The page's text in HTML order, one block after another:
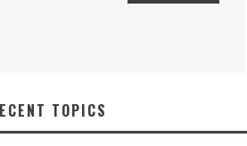
TOPICS